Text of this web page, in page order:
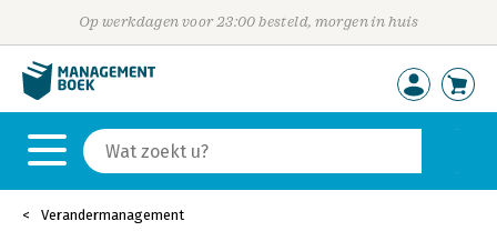
Op werkdagen voor 23:00 besteld, morgen in huis
Verandermanagement